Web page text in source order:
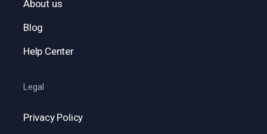
About us
Blog
Help Center
Legal
Privacy Policy